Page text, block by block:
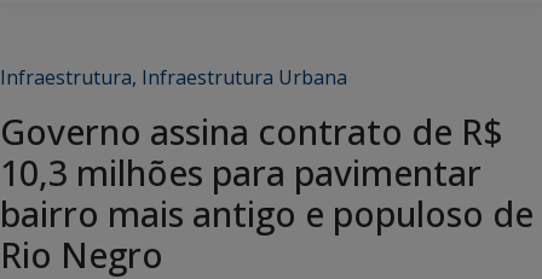
Infraestrutura, Infraestrutura Urbana
Governo assina contrato de R$
10,3 milhões para pavimentar
bairro mais antigo e populoso de
Rio Negro